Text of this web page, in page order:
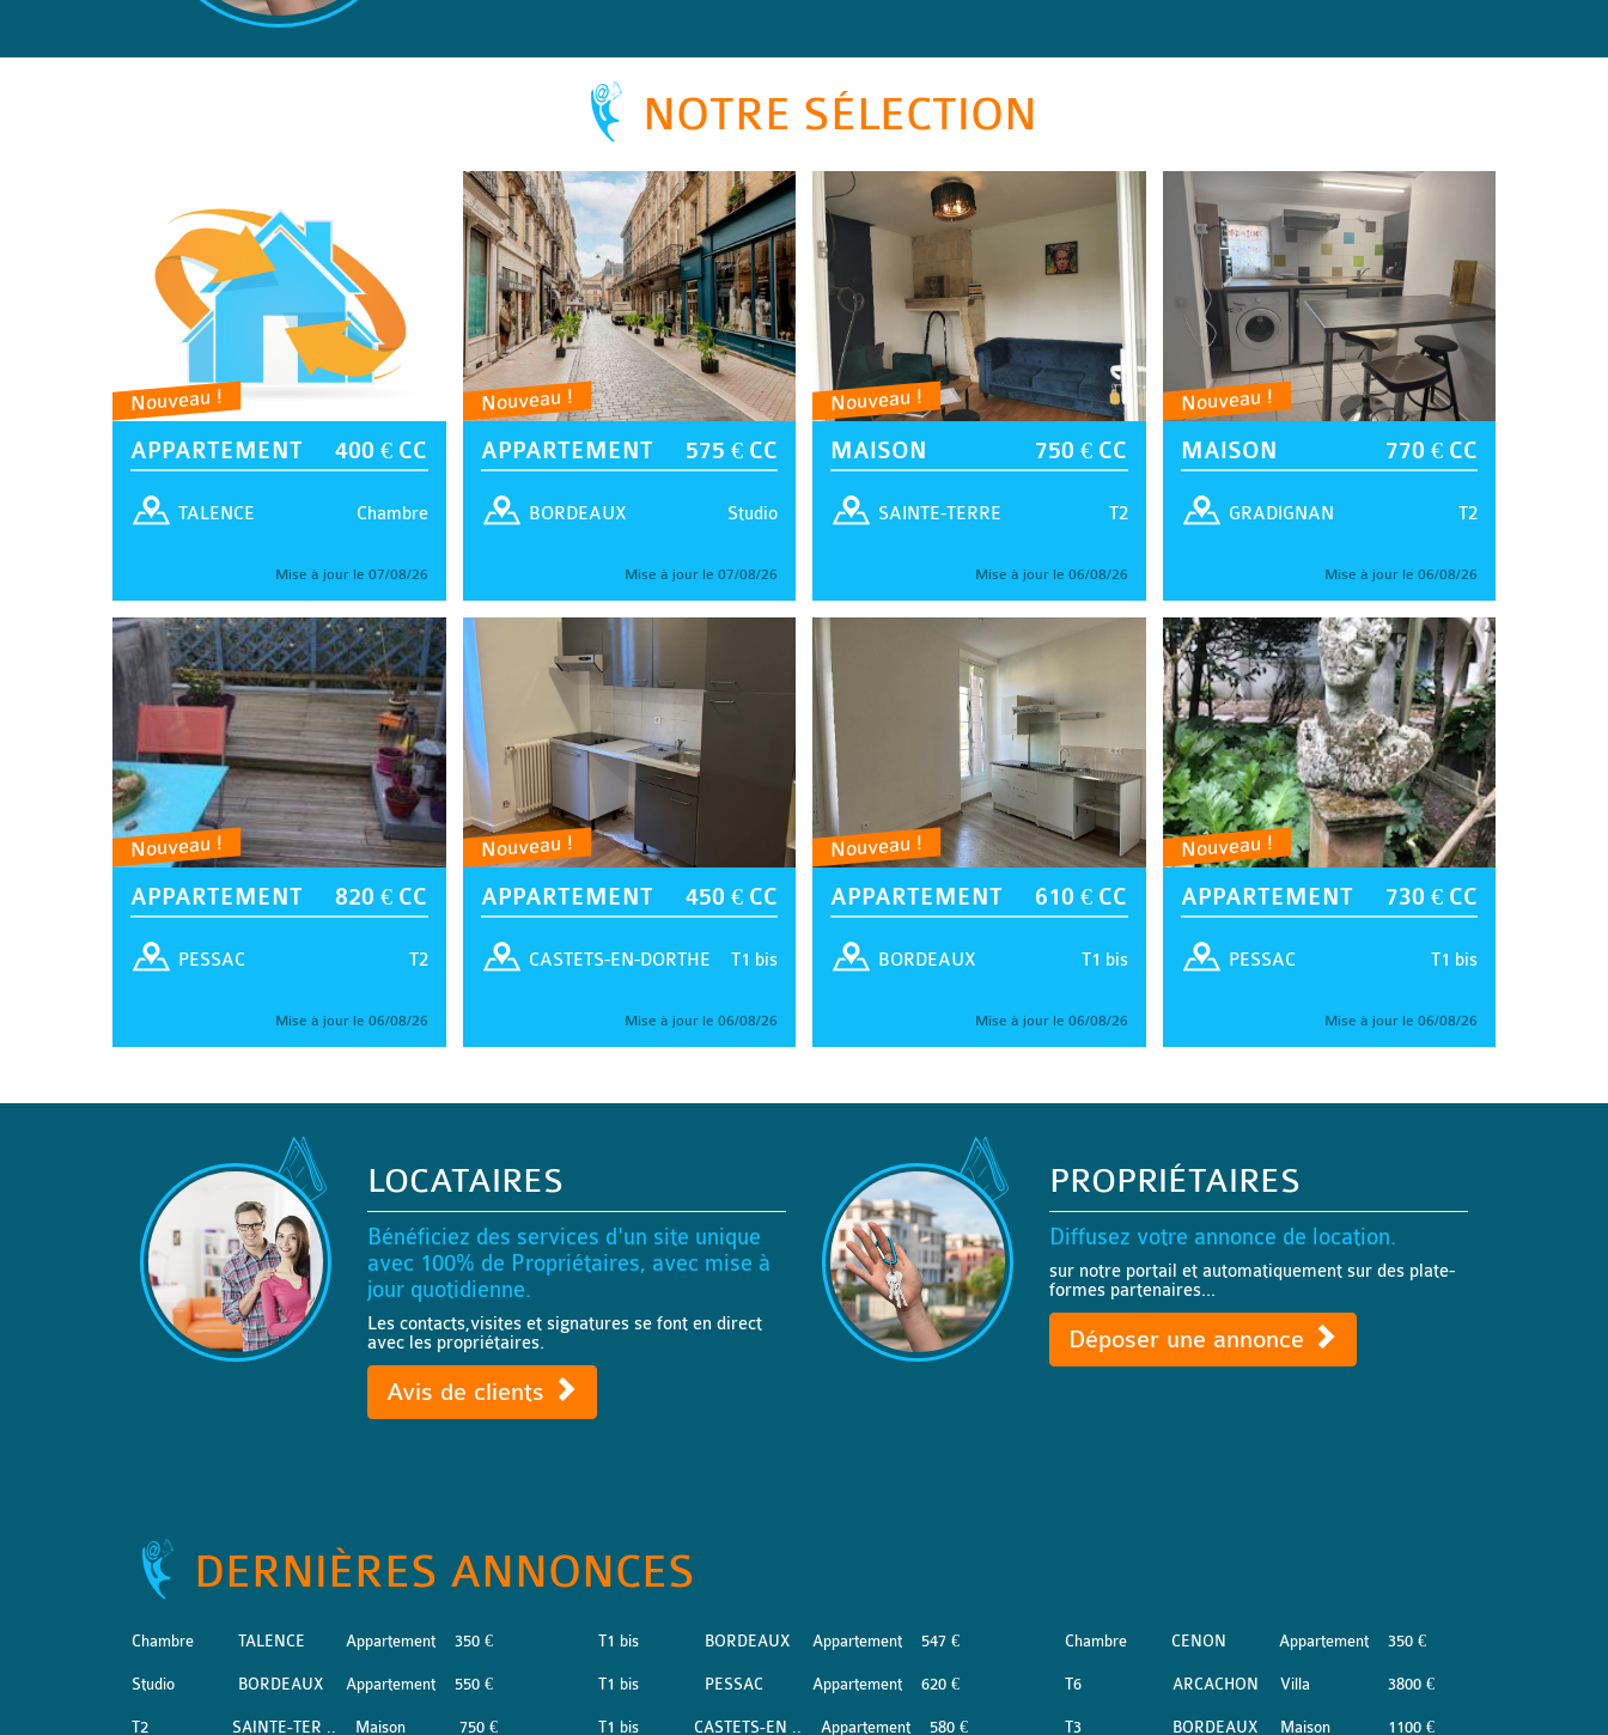
NOTRE SÉLECTION
Nouveau !
APPARTEMENT 400 € CC
Chambre
TALENCE
Mise à jour le 07/08/26
Nouveau !
APPARTEMENT 575 € CC
Studio
BORDEAUX
Mise à jour le 07/08/26
Nouveau !
MAISON 750 € CC
T2
SAINTE-TERRE
Mise à jour le 06/08/26
Nouveau !
MAISON 770 € CC
T2
GRADIGNAN
Mise à jour le 06/08/26
Nouveau !
APPARTEMENT 820 € CC
T2
PESSAC
Mise à jour le 06/08/26
Nouveau !
APPARTEMENT 450 € CC
T1 bis
CASTETS-EN-DORTHE
Mise à jour le 06/08/26
Nouveau !
APPARTEMENT 610 € CC
T1 bis
BORDEAUX
Mise à jour le 06/08/26
Nouveau !
APPARTEMENT 730 € CC
T1 bis
PESSAC
Mise à jour le 06/08/26
LOCATAIRES
Bénéficiez des services d'un site unique
avec 100% de Propriétaires, avec mise à
jour quotidienne.
Les contacts,visites et signatures se font en direct
avec les propriétaires.
Avis de clients
PROPRIÉTAIRES
Diffusez votre annonce de location.
sur notre portail et automatiquement sur des plate-
formes partenaires...
Déposer une annonce
DERNIÈRES ANNONCES
Chambre TALENCE Appartement 350 €
Studio BORDEAUX Appartement 550 €
T2 SAINTE-TER .. Maison 750 €
T1 bis BORDEAUX Appartement 547 €
T1 bis PESSAC Appartement 620 €
T1 bis CASTETS-EN .. Appartement 580 €
Chambre CENON Appartement 350 €
T6 ARCACHON Villa 3800 €
T3 BORDEAUX Maison 1100 €